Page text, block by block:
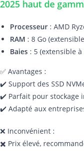
2025 haut de
Processeur : AMD
RAM : 8 Go
Baies : 5 (extensible à
✅ Avantages :
✔️ Support des SSD
✔️ Parfait pour stockage
✔️ Adapté aux
❌ Inconvénient :
✖️ Prix élevé,